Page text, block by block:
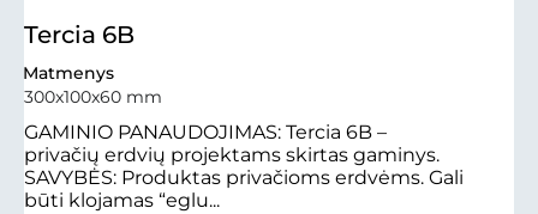
Tercia 6B
Matmenys
300x100x60 mm
GAMINIO PANAUDOJIMAS: Tercia 6B –
privačių erdvių projektams skirtas gaminys.
SAVYBĖS: Produktas privačioms erdvėms. Gali
būti klojamas “eglu...